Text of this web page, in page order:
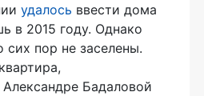
удалось ввести дома
в 2015 году. Однако
сих пор не заселены.
Бадаловой